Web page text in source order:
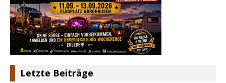
Letzte Beiträge